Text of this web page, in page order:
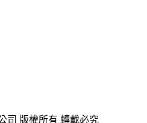
司 版權所有 轉載必究